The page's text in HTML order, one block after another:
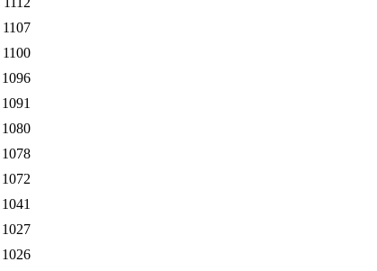
1107
1100
1096
1091
1080
1078
1072
1041
1027
1026